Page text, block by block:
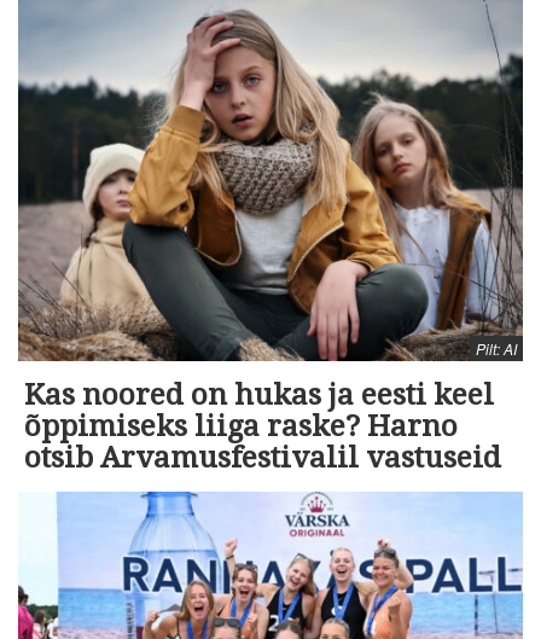
Pilt: AI
Kas noored on hukas ja eesti keel
õppimiseks liiga raske? Harno
otsib Arvamusfestivalil vastuseid